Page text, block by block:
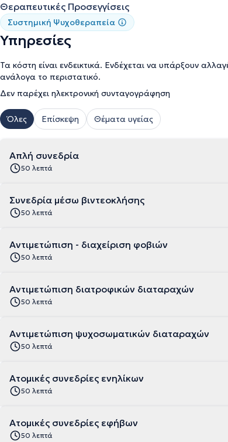
Θεραπευτικές Προσεγγίσεις
Συστημική Ψυχοθεραπεία
Υπηρεσίες
Τα κόστη είναι ενδεικτικά. Ενδέχεται να υπάρξουν
ανάλογα το περιστατικό.
Δεν παρέχει ηλεκτρονική συνταγογράφηση
Όλες Επίσκεψη Θέματα υγείας
Απλή συνεδρία
50 λεπτά
Συνεδρία μέσω βιντεοκλήσης
50 λεπτά
Αντιμετώπιση - διαχείριση φοβιών
50 λεπτά
Αντιμετώπιση διατροφικών διαταραχών
50 λεπτά
Αντιμετώπιση ψυχοσωματικών διαταραχών
50 λεπτά
Ατομικές συνεδρίες ενηλίκων
50 λεπτά
Ατομικές συνεδρίες εφήβων
50 λεπτά